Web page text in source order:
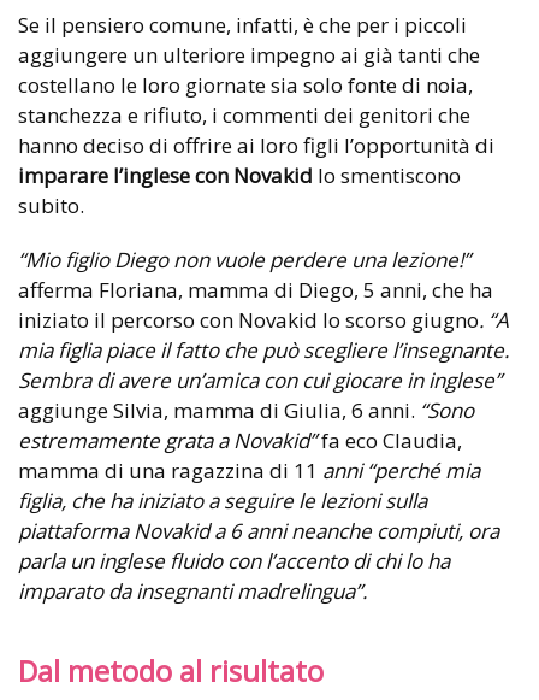
Se il pensiero comune, infatti, è che per i piccoli
aggiungere un ulteriore impegno ai già tanti che
costellano le loro giornate sia solo fonte di noia,
stanchezza e rifiuto, i commenti dei genitori che
hanno deciso di offrire ai loro figli l’opportunità di
imparare l’inglese con Novakid lo smentiscono
subito.
“Mio figlio Diego non vuole perdere una lezione!”
afferma Floriana, mamma di Diego, 5 anni, che ha
iniziato il percorso con Novakid lo scorso giugno. “A
mia figlia piace il fatto che può scegliere l’insegnante.
Sembra di avere un’amica con cui giocare in inglese”
aggiunge Silvia, mamma di Giulia, 6 anni. “Sono
estremamente grata a Novakid”fa eco Claudia,
mamma di una ragazzina di 11 anni “perché mia
figlia, che ha iniziato a seguire le lezioni sulla
piattaforma Novakid a 6 anni neanche compiuti, ora
parla un inglese fluido con l’accento di chi lo ha
imparato da insegnanti madrelingua”.
Dal metodo al risultato